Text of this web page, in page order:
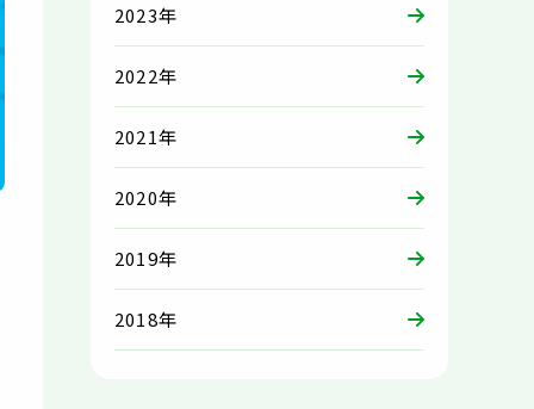
2023年
2022年
2021年
2020年
2019年
2018年